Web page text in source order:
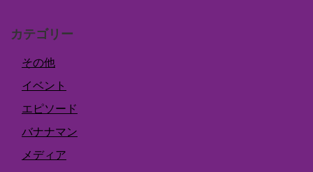
カテゴリー
その他
イベント
エピソード
バナナマン
メディア